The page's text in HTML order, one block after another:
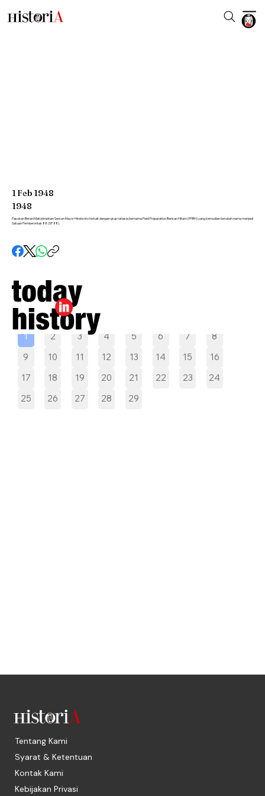
Pilih tanggal
1 2 3 4 5 6 7
8
9
10 11 12 13 14 15
16
17
18 19 20 21 22 23
24
25
26 27 28 29
1Feb 1948
1948
Pasukan Berani Mati pimpinan Sersan Mayor Hindoroto terkait dengan grup rahasia bernama Field Preparation Barisan Hitam (FPBH) yang kemudian berubah nama menjadi
Satuan Pemberontak 88 (SP 88).
Tentang Kami
Syarat & Ketentuan
Kontak Kami
Kebijakan Privasi